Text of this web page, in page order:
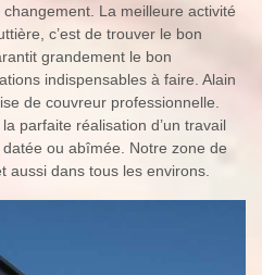
La meilleure activité
c’est de trouver le bon
grandement le bon
indispensables à faire. Alain
de couvreur professionnelle.
parfaite réalisation d’un travail
ou abîmée. Notre zone de
aussi dans tous les environs.